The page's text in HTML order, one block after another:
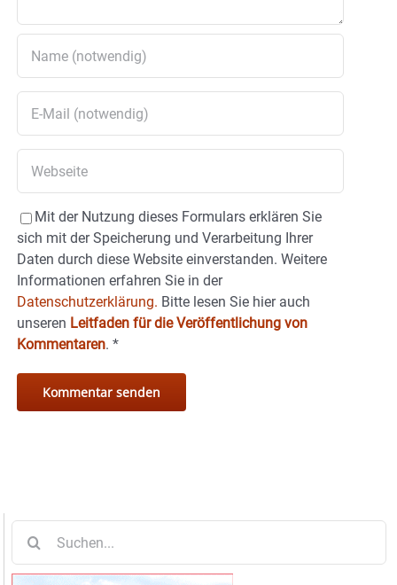
Mit der Nutzung dieses Formulars erklären Sie
sich mit der Speicherung und Verarbeitung Ihrer
Daten durch diese Website einverstanden. Weitere
Informationen erfahren Sie in der
Datenschutzerklärung. Bitte lesen Sie hier auch
unseren Leitfaden für die Veröffentlichung von
Kommentaren. *
nach: